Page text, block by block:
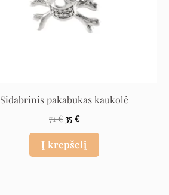
Sidabrinis pakabukas kaukolė
71€ 35 €
Į krepšelį